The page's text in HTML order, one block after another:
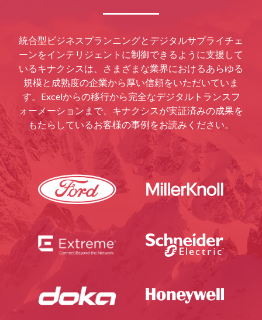
統合型ビジネスプランニングとデジタルサプライチェ
ーンをインテリジェントに制御できるように支援して
いるキナクシスは、さまざまな業界におけるあらゆる
規模と成熟度の企業から厚い信頼をいただいていま
す。Excelからの移行から完全なデジタルトランスフ
ォーメーションまで、キナクシスが実証済みの成果を
もたらしているお客様の事例をお読みください。